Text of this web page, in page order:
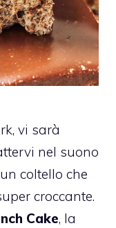
vi sarà
nel suono
coltello che
croccante.
Cake, la